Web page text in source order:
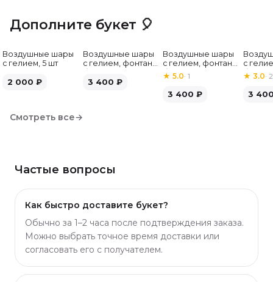
Дополните букет 🎈
Воздушные шары
с гелием, 5 шт
2 000 ₽
Воздушные шары
с гелием, фонтан,
шт
3 400 ₽
Воздушные шары
с гелием, фонтан,
бело-розовые, 7
шт
★5.0·1
3 400 ₽
с
бело-
★ 3.0· 2
3
Смотреть все→
Частые вопросы
Как быстро доставите букет?
Обычно за 1–2 часа после подтверждения заказа.
Можно выбрать точное время доставки или
согласовать его с получателем.